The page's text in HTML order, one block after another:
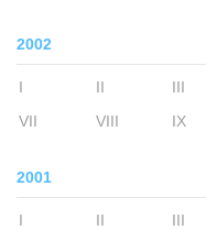
2002
I II III
VII
VIII IX
2001
I II III